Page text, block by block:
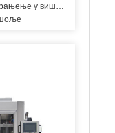
у више просторија